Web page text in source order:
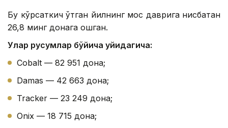
Бу кўрсаткич ўтган йилнинг мос даврига нисбатан
26,8 минг донага ошган.
Улар русумлар бўйича қуйидагича:
Cobalt — 82 951 дона;
Damas — 42 663 дона;
Tracker — 23 249 дона;
Onix — 18 715 дона;